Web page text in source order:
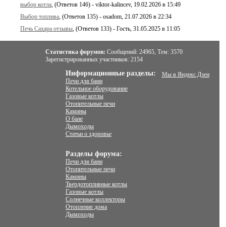
выбор котла , (Ответов 146) - viktor-kalincev, 19.02.2026 в 15:49
Выбор топлива , (Ответов 135) - osadom, 21.07.2026 в 22:34
Печь Сахара отзывы , (Ответов 133) - Гость, 31.05.2025 в 11:05
Статистика форумов: Сообщений: 24965, Тем: 3570
Зарегистрированных участников: 2154
Мы в Яндекс.Дзен
Информационные разделы:
Печи для бани
Котельное оборудование
Газовые котлы
Отопительные печи
Камины
О бане
Дымоходы
Статьи о здоровье
Разделы форума:
Печи для бани
Отопительные печи
Камины
Твердотопливные котлы
Газовые котлы
Солнечные коллекторы
Отопление дома
Дымоходы